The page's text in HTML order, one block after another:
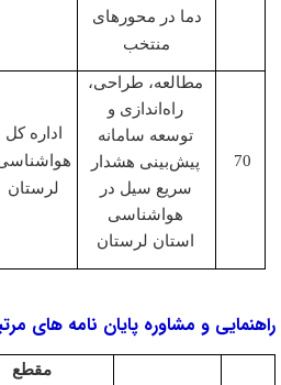
دما در محورهای
مطالعه، طراحی،
راه‌اندازی و
توسعه سامانه
پیش‌بینی هشدار
سریع سیل در
هواشناسی
استان لرستان
اداره کل
هواشناسی
لرستان
99
و مشاوره پایان‌ نامه‌ های مرتبط با